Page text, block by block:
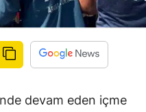
devam eden içme